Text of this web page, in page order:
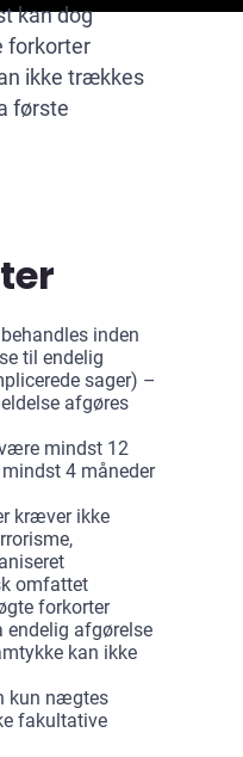
kan dog
forkorter
ikke trækkes
første
inden
til endelig
sager) –
afgøres
mindst 12
4 måneder
kræver ikke
omfattet
forkorter
endelig afgørelse
kan ikke
kun nægtes
fakultative